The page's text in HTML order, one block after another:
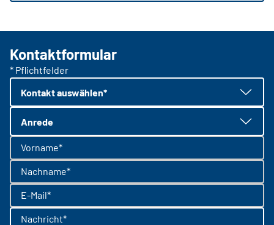
Kontaktformular
* Pflichtfelder
Kontakt auswählen*
Anrede
Vorname*
Nachname*
E-Mail*
Nachricht*